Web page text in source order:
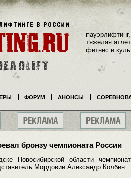
бронзу чемпионата России
Новосибирской области
Мордовии Александр Колбин.
тяжелая
фитнес и
ФОРУМ АНОНСЫ